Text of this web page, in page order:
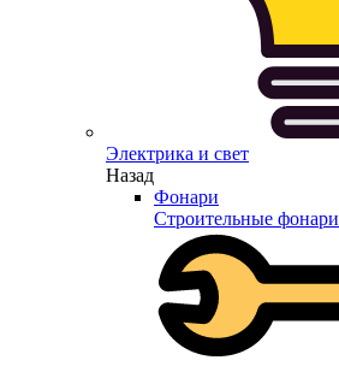
Электрика и свет
Назад
Фонари
Строительные фонари